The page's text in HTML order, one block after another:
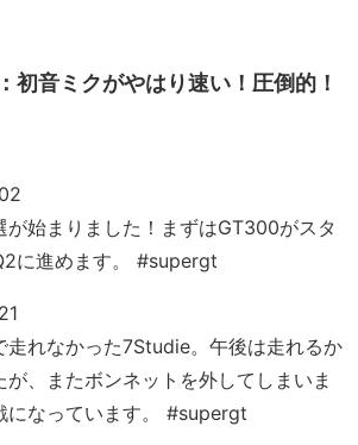
初音ミクがやはり速い！圧倒的！
が始まりました！まずはGT300がスタ
に進めます。 #supergt
走れなかった7Studie。午後は走れるか
が、またボンネットを外してしまいま
になっています。 #supergt